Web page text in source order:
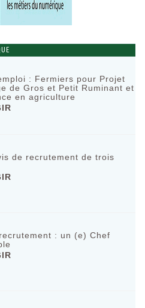
: Fermiers pour Projet
de Gros et Petit Ruminant et
en agriculture
de recrutement de trois
: un (e) Chef